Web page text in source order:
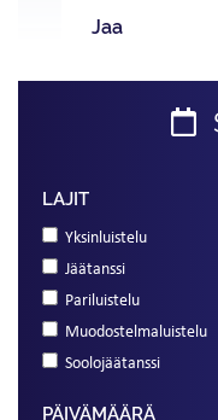
Jaa
LAJIT
Yksinluistelu
Jäätanssi
Pariluistelu
Muodostelmaluistelu
Soolojäätanssi
PÄIVÄMÄÄRÄ